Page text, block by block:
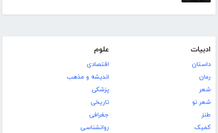
ادبیات
داستان
رمان
شعر
شعر نو
طنز
کمیک
علوم
اقتصادی
اندیشه و مذهب
پزشکی
تاریخی
جغرافی
روانشناسی